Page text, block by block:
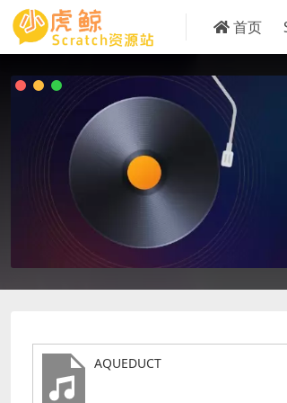
首页
AQUEDUCT